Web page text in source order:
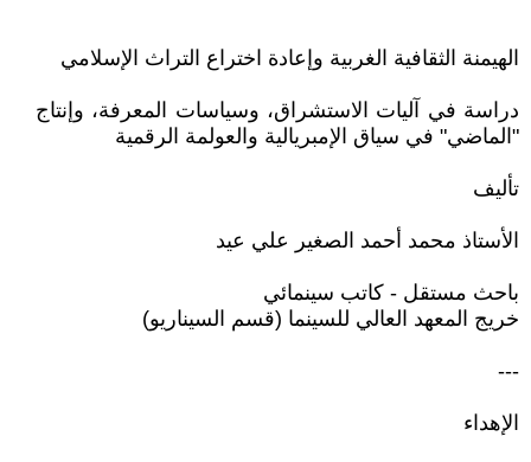
الهيمنة الثقافية الغربية وإعادة اختراع التراث الإسلامي
دراسة في آليات الاستشراق، وسياسات المعرفة، وإنتاج
"الماضي" في سياق الإمبريالية والعولمة الرقمية
تأليف
الأستاذ محمد أحمد الصغير علي عيد
باحث مستقل - كاتب سينمائي
خريج المعهد العالي للسينما (قسم السيناريو)
---
الإهداء